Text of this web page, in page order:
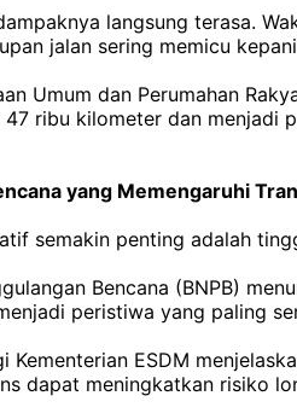
langsung terasa.
jalan sering memicu
Umum dan Perumahan
ribu kilometer dan
yang Memengaruhi
semakin penting adalah
Bencana (BNPB)
peristiwa yang paling
Kementerian ESDM
dapat meningkatkan risiko